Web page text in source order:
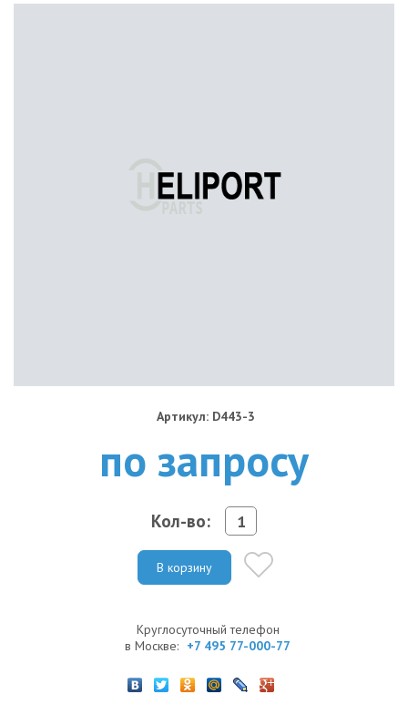
Артикул: D443-3
по запросу
Кол-во:
В корзину
Круглосуточный телефон
в Москве: +7 495 77-000-77